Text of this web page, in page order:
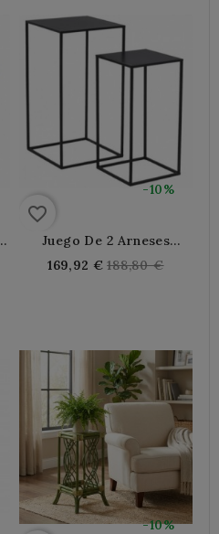
-10%
favorite_border
Juego De 2 Arneses
Cuadrados De Metal
Negro
169,92 € Regular
188,80 €
-10%